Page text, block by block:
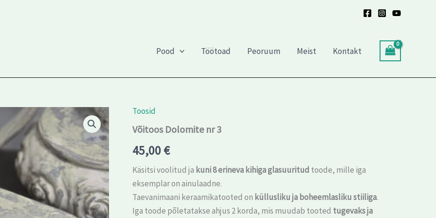
Pood
Töötoad Peoruum Meist Kontakt
Toosid
Võitoos Dolomite nr 3
45,00€
Käsitsi voolitud ja kuni 8 erineva kihiga glasuuritud toode, mille iga
eksemplar on ainulaadne.
Taevanimaani keraamikatooted on küllusliku ja boheemlasliku stiiliga.
Iga toode põletatakse ahjus 2 korda, mis muudab tooted tugevaks ja
Võitoos
nr
kogus